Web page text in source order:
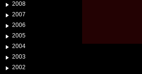
2008
2007
2006
2005
2004
2003
2002